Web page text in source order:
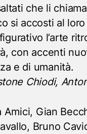
che li
si accosti al
l’arte
con accenti
e di umanità.
Chiodi,
Amici, Gian
Bruno